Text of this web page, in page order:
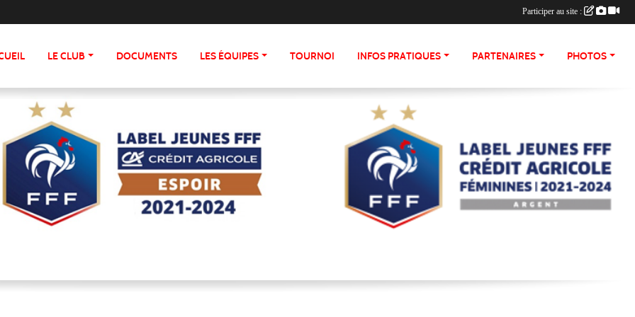
LE CLUB DOCUMENTS LES ÉQUIPES TOURNOI INFOS PRATIQUES PARTENAIRES PHOTOS
Participer au site :